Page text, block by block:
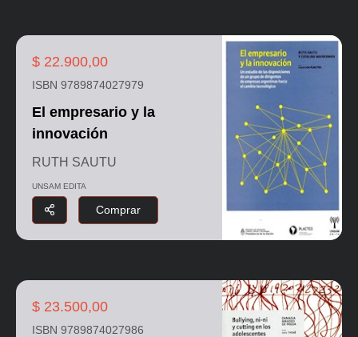
$ 22.900,00
ISBN 9789874027979
El empresario y la
innovación
RUTH SAUTU
UNSAM EDITA
Comprar
$ 23.500,00
ISBN 9789874027986